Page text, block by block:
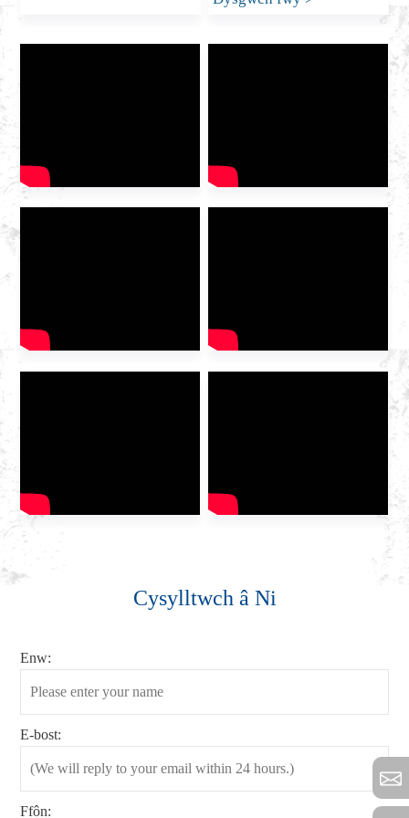
darparwr gwasanaeth nwy
integredig domestig
blaenllaw, gwahoddwyd
Cysylltwch â Ni
Enw:
E-bost:
Ffôn: